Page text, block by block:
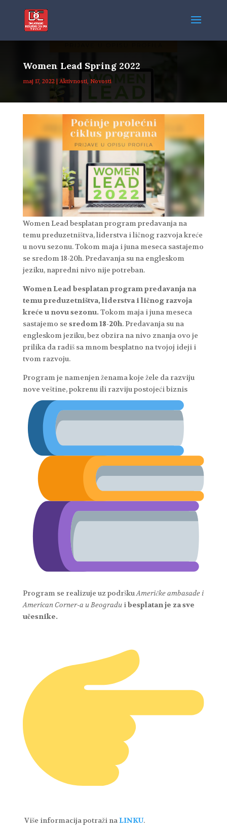
Women Lead Spring 2022
maj 17, 2022| Aktivnosti, Novosti
Women Lead besplatan program predavanja na
temu preduzetništva, liderstva i ličnog razvoja kreće
u novu sezonu. Tokom maja i juna meseca sastajemo
se sredom 18-20h. Predavanja su na engleskom
jeziku, napredni nivo nije potreban.
Women Lead besplatan program predavanja na
temu preduzetništva, liderstva i ličnog razvoja
kreće u novu sezonu. Tokom maja i juna meseca
sastajemo se sredom 18-20h. Predavanja su na
engleskom jeziku, bez obzira na nivo znanja ovo je
prilika da radiš sa mnom besplatno na tvojoj ideji i
tvom razvoju.
Program je namenjen ženama koje žele da razviju
nove veštine, pokrenu ili razviju postojeći biznis
Program se realizuje uz podrškuAmeričke ambasade i
American Corner-a u Beograduibesplatan je za sve
učesnike.
Više informacija potraži naLINKU.